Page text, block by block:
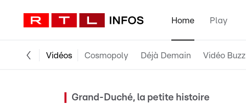
Home Play
Vidéos Cosmopoly Déjà Demain Vidéo Buzz
Grand-Duché, la petite histoire